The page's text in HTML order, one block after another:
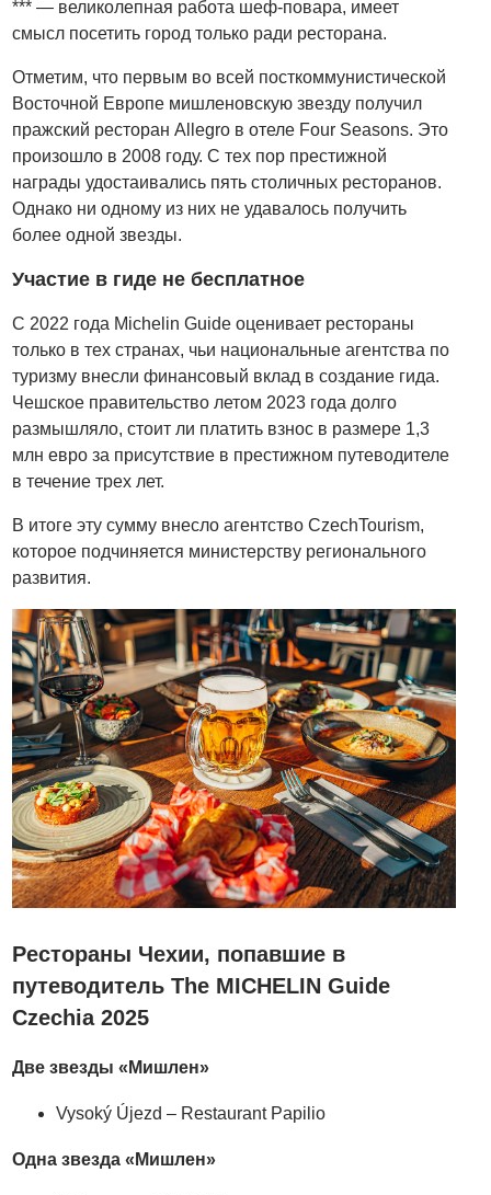
*** — великолепная работа шеф-повара, имеет
смысл посетить город только ради ресторана.
Отметим, что первым во всей посткоммунистической
Восточной Европе мишленовскую звезду получил
пражский ресторан Allegro в отеле Four Seasons. Это
произошло в 2008 году. С тех пор престижной
награды удостаивались пять столичных ресторанов.
Однако ни одному из них не удавалось получить
более одной звезды.
Участие в гиде не бесплатное
С 2022 года Michelin Guide оценивает рестораны
только в тех странах, чьи национальные агентства по
туризму внесли финансовый вклад в создание гида.
Чешское правительство летом 2023 года долго
размышляло, стоит ли платить взнос в размере 1,3
млн евро за присутствие в престижном путеводителе
в течение трех лет.
В итоге эту сумму внесло агентство CzechTourism,
которое подчиняется министерству регионального
развития.
Рестораны Чехии, попавшие в
путеводитель The MICHELIN Guide
Czechia 2025
Две звезды «Мишлен»
Vysoký Újezd – Restaurant Papilio
Одна звезда «Мишлен»